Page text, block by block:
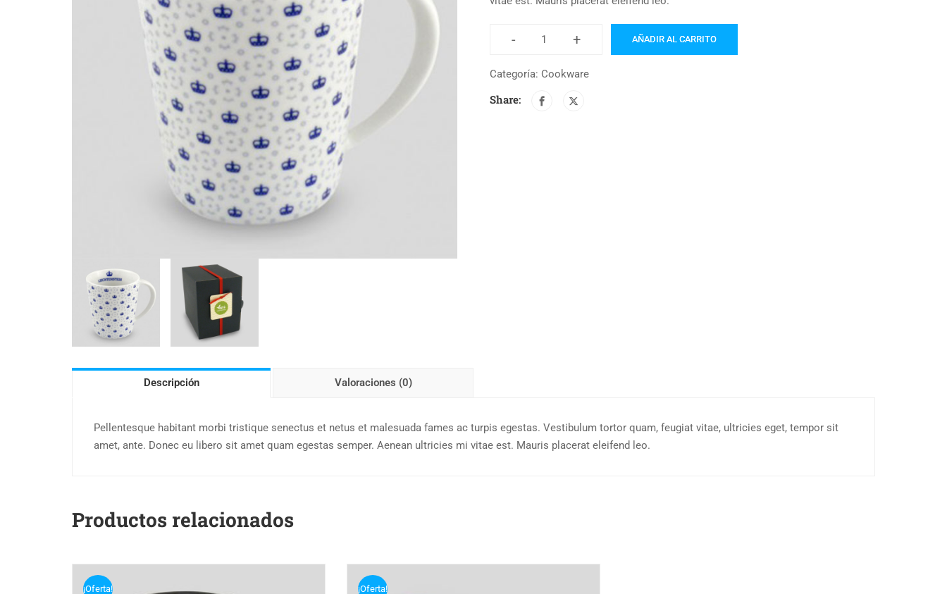
- + AÑADIR AL CARRITO
Categoría: Cookware
Share:
Descripción Valoraciones (0)
Pellentesque habitant morbi tristique senectus et netus et malesuada fames ac turpis egestas. Vestibulum tortor quam, feugiat vitae, ultricies eget, tempor sit
amet, ante. Donec eu libero sit amet quam egestas semper. Aenean ultricies mi vitae est. Mauris placerat eleifend leo.
Productos relacionados
¡Oferta! ¡Oferta!